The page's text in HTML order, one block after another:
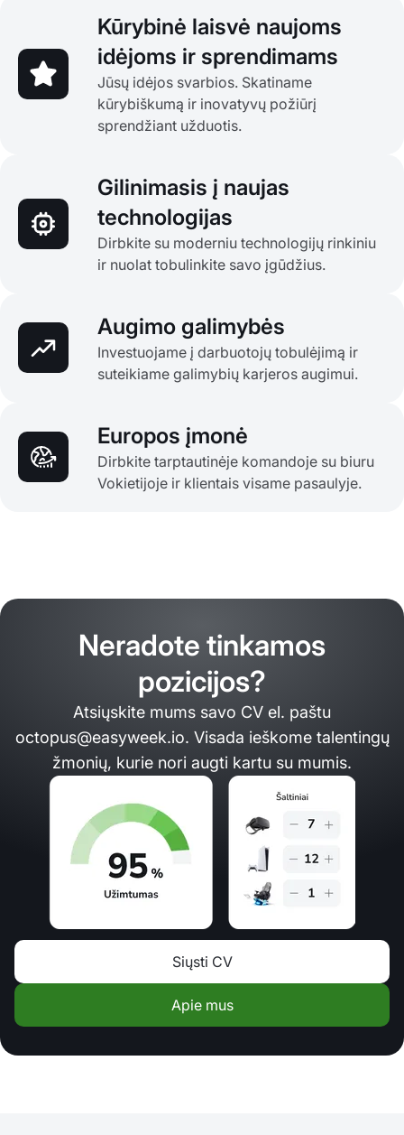
Kūrybinė laisvė naujoms
idėjoms ir sprendimams
Jūsų idėjos svarbios. Skatiname
kūrybiškumą ir inovatyvų požiūrį
sprendžiant užduotis.
Gilinimasis į naujas
technologijas
Dirbkite su moderniu technologijų rinkiniu
ir nuolat tobulinkite savo įgūdžius.
Augimo galimybės
Investuojame į darbuotojų tobulėjimą ir
suteikiame galimybių karjeros augimui.
Europos įmonė
Dirbkite tarptautinėje komandoje su biuru
Vokietijoje ir klientais visame pasaulyje.
Neradote tinkamos
pozicijos?
Atsiųskite mums savo CV el. paštu
octopus@easyweek.io. Visada ieškome talentingų
žmonių, kurie nori augti kartu su mumis.
Siųsti CV
Apie mus